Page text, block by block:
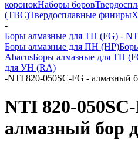
коронокНаборы боров
(ТВС)Твердосплавные финиры
-
Боры алмазные для ТН (FG) -
Боры алмазные для ПН (HP)
AbacusБоры алмазные для ТН
для УН (RA)
-NTI 820-050SC-FG - алмазный
NTI 820-
алмазный бор